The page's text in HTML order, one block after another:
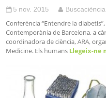
5 nov. 2015 Buscaciència
Conferència “Entendre la
Contemporània de Barcelona, a
coordinadora de ciència, ARA,
Medicine. Els humans Llegeix-ne